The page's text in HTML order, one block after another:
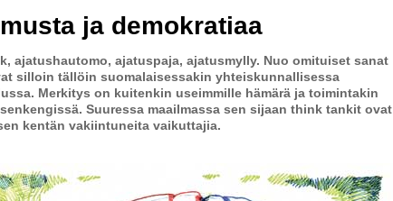
ja demokratiaa
ajatushautomo, ajatuspaja, ajatusmylly. Nuo omituiset sanat
silloin tällöin suomalaisessakin yhteiskunnallisessa
Merkitys on kuitenkin useimmille hämärä ja toimintakin
Suuressa maailmassa sen sijaan think tankit ovat
kentän vakiintuneita vaikuttajia.